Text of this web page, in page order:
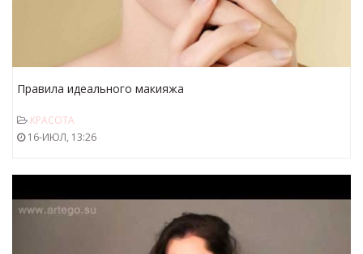
Правила идеального макияжа
КРАСОТА
16-ИЮЛ, 13:26